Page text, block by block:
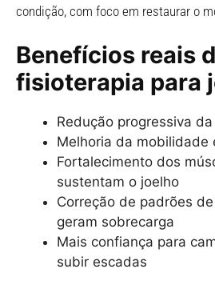
condição, com foco em restaurar o
Benefícios reais
fisioterapia para
Redução progressiva
Melhoria da mobilidade
Fortalecimento dos
sustentam o joelho
Correção de padrões
geram sobrecarga
Mais confiança para
subir escadas